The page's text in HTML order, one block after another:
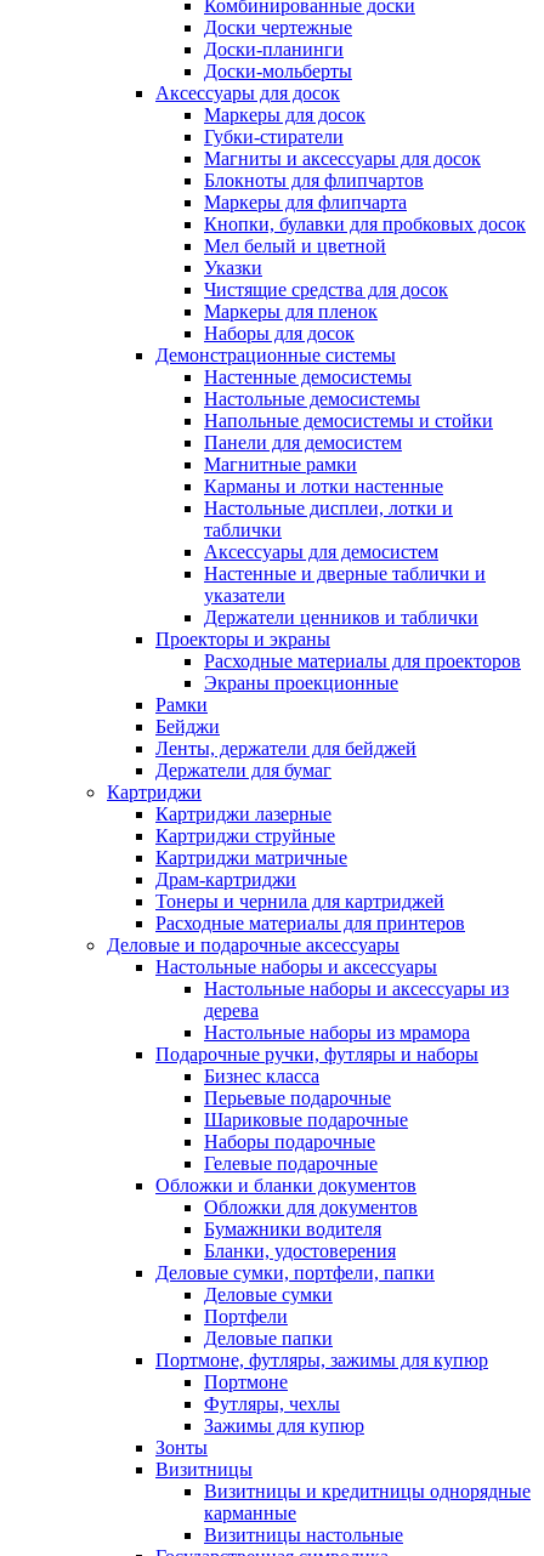
Комбинированные доски
Доски чертежные
Доски-планинги
Доски-мольберты
Аксессуары для досок
Маркеры для досок
Губки-стиратели
Магниты и аксессуары для досок
Блокноты для флипчартов
Маркеры для флипчарта
Кнопки, булавки для пробковых досок
Мел белый и цветной
Указки
Чистящие средства для досок
Маркеры для пленок
Наборы для досок
Демонстрационные системы
Настенные демосистемы
Настольные демосистемы
Напольные демосистемы и стойки
Панели для демосистем
Магнитные рамки
Карманы и лотки настенные
Настольные дисплеи, лотки и
таблички
Аксессуары для демосистем
Настенные и дверные таблички и
указатели
Держатели ценников и таблички
Проекторы и экраны
Расходные материалы для проекторов
Экраны проекционные
Рамки
Бейджи
Ленты, держатели для бейджей
Держатели для бумаг
Картриджи
Картриджи лазерные
Картриджи струйные
Картриджи матричные
Драм-картриджи
Тонеры и чернила для картриджей
Расходные материалы для принтеров
Деловые и подарочные аксессуары
Настольные наборы и аксессуары
Настольные наборы и аксессуары из
дерева
Настольные наборы из мрамора
Подарочные ручки, футляры и наборы
Бизнес класса
Перьевые подарочные
Шариковые подарочные
Наборы подарочные
Гелевые подарочные
Обложки и бланки документов
Обложки для документов
Бумажники водителя
Бланки, удостоверения
Деловые сумки, портфели, папки
Деловые сумки
Портфели
Деловые папки
Портмоне, футляры, зажимы для купюр
Портмоне
Футляры, чехлы
Зажимы для купюр
Зонты
Визитницы
Визитницы и кредитницы однорядные
карманные
Визитницы настольные